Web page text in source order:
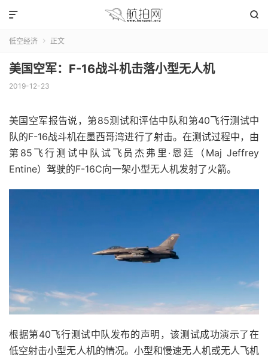


低空经济  正文
美国空军：F-16战斗机击落小型无人机
2019-12-23
美国空军报告说，第85测试和评估中队和第40飞行测试中
队的F-16战斗机在墨西哥湾进行了射击。在测试过程中，由
第85飞行测试中队试飞员杰弗里·恩廷（Maj Jeffrey
Entine）驾驶的F-16C向一架小型无人机发射了火箭。
根据第40飞行测试中队发布的声明，该测试成功演示了在
低空射击小型无人机的情况。小型和慢速无人机或无人飞机